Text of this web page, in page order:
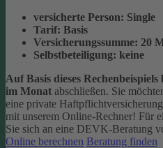
versicherte Person: Single
Tarif: Basis
Versicherungssumme: 20
Selbstbeteiligung: keine
Auf Basis dieses
im Monat abschließen. Sie
eine private
mit unserem Online-Rechner! Für
Sie sich an eine DEVK-Beratung
Online berechnen Beratung finden